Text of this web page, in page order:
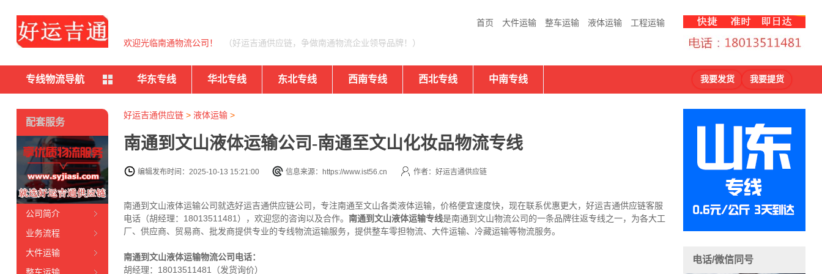
首页 大件运输 整车运输 液体运输 工程运输
欢迎光临南通物流公司！ （好运吉通供应链，争做南通物流企业领导品牌！）
专线物流导航 华东专线 华北专线 东北专线 西南专线 西北专线 中南专线 我要发货 我要提货
好运吉通供应链> 液体运输>
南通到文山液体运输公司-南通至文山化妆品物流专线
编辑发布时间：2025-10-13 15:21:00 信息来源：https://www.ist56.cn 作者：好运吉通供应链
南通到文山液体运输公司就选好运吉通供应链公司，专注南通至文山各类液体运输，价格便宜速度快，现在联系优惠更大，好运吉通供应链客服
电话（胡经理：18013511481），欢迎您的咨询以及合作。 南通到文山液体运输专线是南通到文山物流公司的一条品牌往返专线之一，为各大工
厂、供应商、贸易商、批发商提供专业的专线物流运输服务，提供整车零担物流、大件运输、冷藏运输等物流服务。
南通到文山液体运输物流公司电话：
胡经理： 18013511481 （发货询价）
配套服务
公司简介
业务流程
大件运输
电话/微信同号